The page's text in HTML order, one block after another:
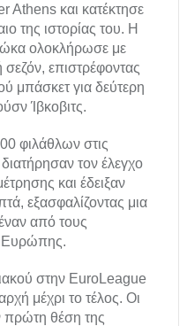
Athens και κατέκτησε
της ιστορίας του. Η
ολοκλήρωσε με
σεζόν, επιστρέφοντας
μπάσκετ για δεύτερη
Ίβκοβιτς.
φιλάθλων στις
τον έλεγχο
και έδειξαν
εξασφαλίζοντας μια
από τους
Ευρώπης.
στην EuroLeague
μέχρι το τέλος. Οι
πρώτη θέση της